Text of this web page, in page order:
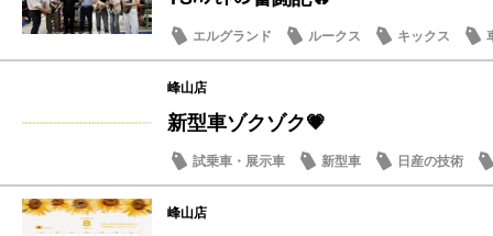
エルグランド ルークス キックス
峰山店
新型車ゾクゾク💗
試乗車・展示車 新型車 日産の技術
峰山店